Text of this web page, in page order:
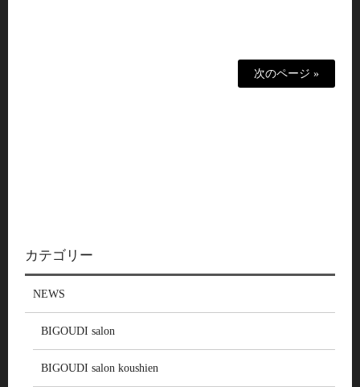
次のページ »
カテゴリー
NEWS
BIGOUDI salon
BIGOUDI salon koushien